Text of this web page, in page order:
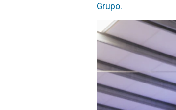
Grupo.